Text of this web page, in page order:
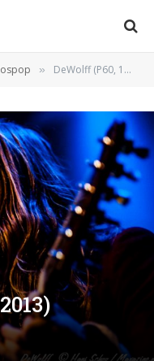
» DeWolff (P60, 11-1-2013)